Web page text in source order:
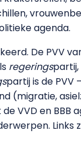
agenda.
De PVV
regerings
partij is de PVV
(migratie,
VVD en BBB
Links